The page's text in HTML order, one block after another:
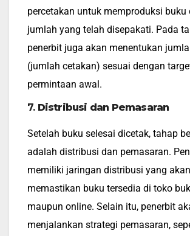
percetakan untuk memproduksi buku
jumlah yang telah disepakati. Pada
penerbit juga akan menentukan
(jumlah cetakan) sesuai dengan
permintaan awal.
7. Distribusi dan Pemasaran
Setelah buku selesai dicetak, tahap
adalah distribusi dan pemasaran.
memiliki jaringan distribusi yang akan
memastikan buku tersedia di toko
maupun online. Selain itu, penerbit
menjalankan strategi pemasaran,